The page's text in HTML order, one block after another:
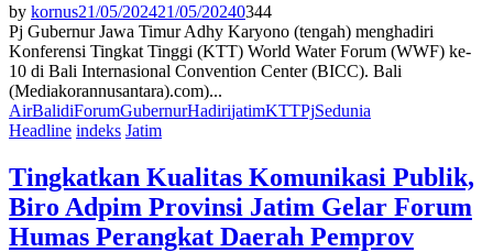
by kornus21/05/202421/05/20240344
Pj Gubernur Jawa Timur Adhy Karyono (tengah) menghadiri
Konferensi Tingkat Tinggi (KTT) World Water Forum (WWF) ke-
10 di Bali Internasional Convention Center (BICC). Bali
(Mediakorannusantara).com)...
AirBalidiForumGubernurHadirijatimKTTPjSedunia
Headline indeks Jatim
Tingkatkan Kualitas Komunikasi Publik,
Biro Adpim Provinsi Jatim Gelar Forum
Humas Perangkat Daerah Pemprov